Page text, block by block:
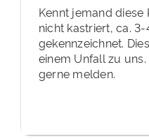
Kennt jemand diese
nicht kastriert, ca.
gekennzeichnet.
einem Unfall zu
gerne melden.